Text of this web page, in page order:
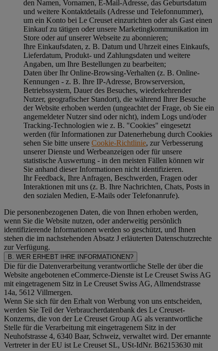
den Namen, Vornamen, E-Mail-Adresse, das Geburtsdatum
und weitere Kontaktdetails (Adresse und Telefonnummer),
um ein Konto bei Le Creuset einzurichten oder als Gast einen
Einkauf zu tätigen oder unsere Marketingkommunikation im
Store oder auf unserer Webseite zu abonnieren;
Ihre Einkaufsdaten, z. B. Datum und Uhrzeit eines Einkaufs,
Lieferdatum, Produkt- und Zahlungsdaten und weitere
Angaben, um Ihre Bestellungen zu bearbeiten;
Daten über Ihr Online-Browsing-Verhalten (z. B. Online-
Kennungen - z. B. Ihre IP-Adresse, Browserversion,
Betriebssystem, Dauer des Besuches, wiederkehrender
Nutzer, geografischer Standort), die während Ihrer Besuche
der Website erhoben werden (ungeachtet der Frage, ob Sie ein
angemeldeter Nutzer sind oder nicht), indem Logs und/oder
Tracking-Technologien wie z. B. "Cookies" eingesetzt
werden (für Informationen zur Datenerhebung durch Cookies
sehen Sie bitte unsere Cookie-Richtlinie, zur Verbesserung
unserer Dienste und Werbeanzeigen oder für unsere
statistische Auswertung - in den meisten Fällen können wir
Sie anhand dieser Informationen nicht identifizieren.
Ihr Feedback, Ihre Anfragen, Beschwerden, Fragen oder
Interaktionen mit uns (z. B. Ihre Nachrichten, Chats, Posts in
den sozialen Medien, E-Mails oder Telefonanrufe).
Die personenbezogenen Daten, die von Ihnen erhoben werden,
wenn Sie die Website nutzen, oder anderweitig persönlich
identifizierende Informationen werden so geschützt, und Ihnen
stehen die im nachstehenden Absatz J erläuterten Datenschutzrechte
zur Verfügung.
B. WER ERHEBT IHRE INFORMATIONEN?
Die für die Datenverarbeitung verantwortliche Stelle der über die
Website angebotenen eCommerce-Dienste ist Le Creuset Swiss AG
mit eingetragenem Sitz in Le Creuset Swiss AG, Allmendstrasse
14a, 5612 Villmergen.
Wenn Sie sich für den Erhalt von Werbung von uns entscheiden,
werden Sie Teil der Verbraucherdatenbank des Le Creuset-
Konzerns, die von der Le Creuset Group AG als verantwortliche
Stelle für die Verarbeitung mit eingetragenem Sitz in der
Neuhofstrasse 4, 6340 Baar, Schweiz, verwaltet wird. Der ernannte
Vertreter in der EU ist Le Creuset SL, USt-IdNr. B62153630 mit